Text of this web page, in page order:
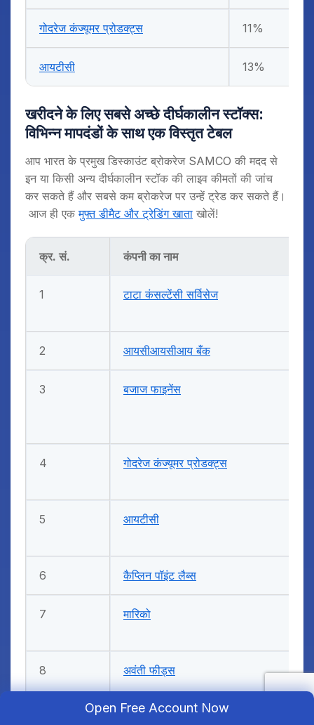
गोदरेज कंज्यूमर प्रोडक्ट्स 11%
आयटीसी 13%
खरीदने के लिए सबसे अच्छे दीर्घकालीन स्टॉक्स:
विभिन्न मापदंडों के साथ एक विस्तृत टेबल
आप भारत के प्रमुख डिस्काउंट ब्रोकरेज SAMCO की मदद से
इन या किसी अन्य दीर्घकालीन स्टॉक की लाइव कीमतों की जांच
कर सकते हैं और सबसे कम ब्रोकरेज पर उन्हें ट्रेड कर सकते हैं।
आज ही एकमुफ्त डीमैट और ट्रेडिंग खाता खोलें!
क्र. सं. कंपनी का नाम
1 टाटा कंसल्टेंसी सर्विसेज
2 आयसीआयसीआय बँक
3 बजाज फाइनेंस
4 गोदरेज कंज्यूमर प्रोडक्ट्स
5 आयटीसी
6 कैप्लिन पॉइंट लैब्स
7 मारिको
8 अवंती फीड्स
Open Free Account Now